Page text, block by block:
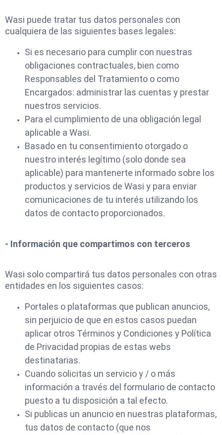
Wasi puede tratar tus datos personales con
cualquiera de las siguientes bases legales:
Si es necesario para cumplir con nuestras
obligaciones contractuales, bien como
Responsables del Tratamiento o como
Encargados: administrar las cuentas y prestar
nuestros servicios.
Para el cumplimiento de una obligación legal
aplicable a Wasi.
Basado en tu consentimiento otorgado o
nuestro interés legítimo (solo donde sea
aplicable) para mantenerte informado sobre los
productos y servicios de Wasi y para enviar
comunicaciones de tu interés utilizando los
datos de contacto proporcionados.
- Información que compartimos con terceros
Wasi solo compartirá tus datos personales con otras
entidades en los siguientes casos:
Portales o plataformas que publican anuncios,
sin perjuicio de que en estos casos puedan
aplicar otros Términos y Condiciones y Política
de Privacidad propias de estas webs
destinatarias.
Cuando solicitas un servicio y / o más
información a través del formulario de contacto
puesto a tu disposición a tal efecto.
Si publicas un anuncio en nuestras plataformas,
tus datos de contacto (que nos